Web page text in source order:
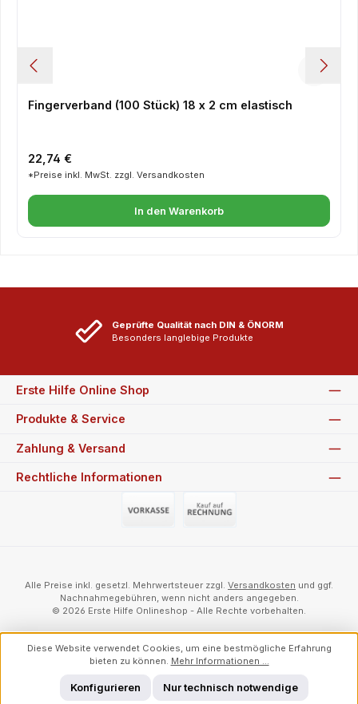
Fingerverband (100 Stück) 18 x 2 cm elastisch
Regulärer Preis:
22,74 €
*Preise inkl. MwSt. zzgl. Versandkosten
In den Warenkorb
Geprüfte Qualität nach DIN & ÖNORM
Besonders langlebige Produkte
Erste Hilfe Online Shop
Produkte & Service
Zahlung & Versand
Rechtliche Informationen
Alle Preise inkl. gesetzl. Mehrwertsteuer zzgl. Versandkosten und ggf.
Nachnahmegebühren, wenn nicht anders angegeben.
© 2026 Erste Hilfe Onlineshop - Alle Rechte vorbehalten.
Diese Website verwendet Cookies, um eine bestmögliche Erfahrung
bieten zu können. Mehr Informationen ...
Nur technisch notwendige
Konfigurieren